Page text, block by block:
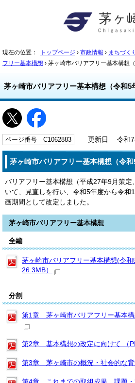
現在の位置： トップページ › 市政情報 › まちづく
フリー基本構想 › 茅ヶ崎市バリアフリー基本構想
茅ヶ崎市バリアフリー基本構想（令和5
ページ番号 C1062883 更新日 令和7
茅ヶ崎市バリアフリー基本構想（令和
バリアフリー基本構想（平成27年9月策定
いて、見直しを行い、令和5年度から令和
画期間として改定しました。
茅ヶ崎市バリアフリー基本構想
全編
茅ヶ崎市バリアフリー基本構想(令
26.3MB）
分割
第1章 茅ヶ崎市バリアフリー基本構
第2章 基本構想の改定に向けて （
第3章 茅ヶ崎市の概況・社会的な背